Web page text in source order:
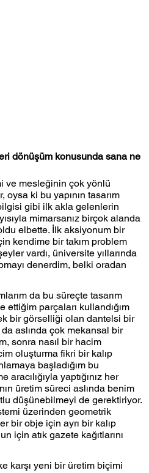
dönüşüm konusunda sana ne
ve mesleğinin çok yönlü
ki bu yapının tasarım
gibi ilk akla gelenlerin
mimarsanız birçok alanda
elbette. İlk aksiyonum bir
kendime bir takım problem
vardı, üniversite yıllarında
denerdim, belki oradan
da bu süreçte tasarım
parçaları kullandığım
bir görselliği olan dantelsi bir
aslında çok mekansal bir
sonra nasıl bir hacim
oluşturma fikri bir kalıp
başladığım bu
yaptığınız her
üretim süreci aslında benim
düşünebilmeyi de gerektiriyor.
üzerinden geometrik
bir obje için ayrı bir kalıp
için atık gazete kağıtlarını
karşı yeni bir üretim biçimi